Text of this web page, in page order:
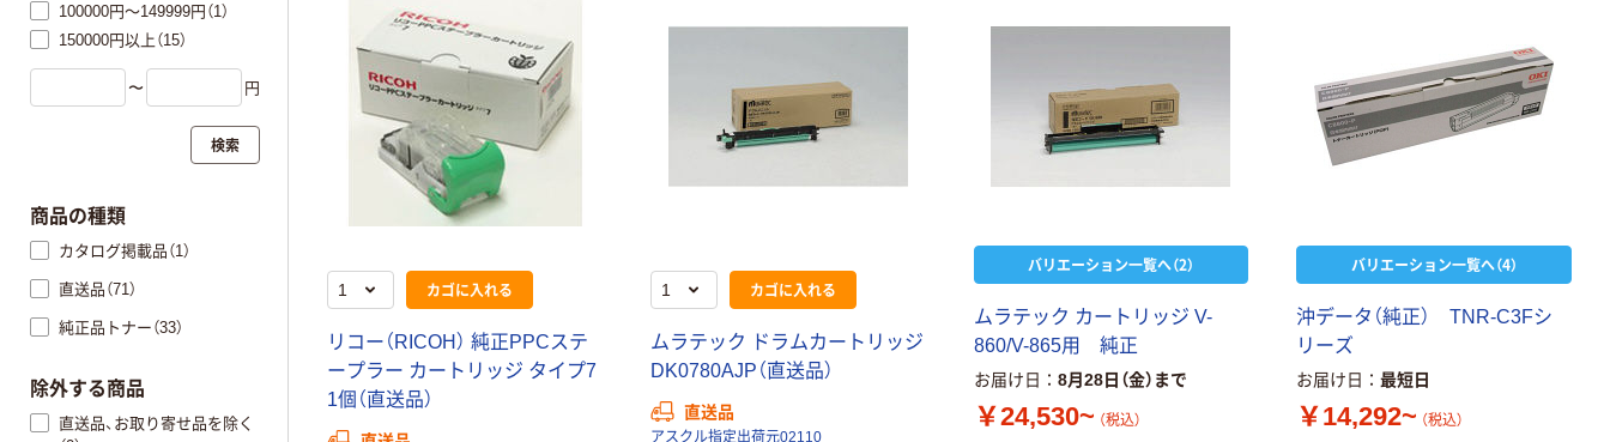
カゴに入れる
リ コー （ R COH ） 純正PPC ステ
ープラー カー ト リ ッジ タイ プ7
1個 （直送品）
カゴに入れる
ムラテ ック ド ラムカー ト リ ッジ
DK0780AJP （直送品）
直送品
アスクル指定出荷元02110
バリエーション一覧へ（2）
ムラテ ック カー ト リ ッジ V-
860/V-865用 純正
お届け日 8月28日（金）まで
￥24,530~ （税込）
バリエーション一覧へ（4）
沖データ （純正） TN R-C3Fシ
リ ーズ
お届け日 最短日
￥14,292~ （税込）
100000円～149999円（1）
150000円以上（15）
〜 円
検索
商品の種類
カタログ掲載品（1）
直送品（71）
純正品トナー（33）
除外する商品
直送品、お取り寄せ品を除く